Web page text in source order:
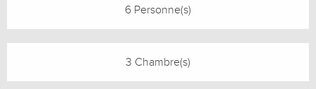
6 Personne(s)
3 Chambre(s)